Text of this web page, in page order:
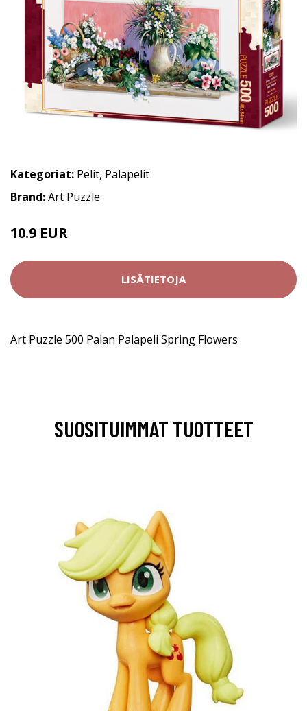
Kategoriat: Pelit, Palapelit
Brand:Art Puzzle
10.9 EUR
LISÄTIETOJA
Art Puzzle 500 Palan Palapeli Spring Flowers
SUOSITUIMMAT TUOTTEET